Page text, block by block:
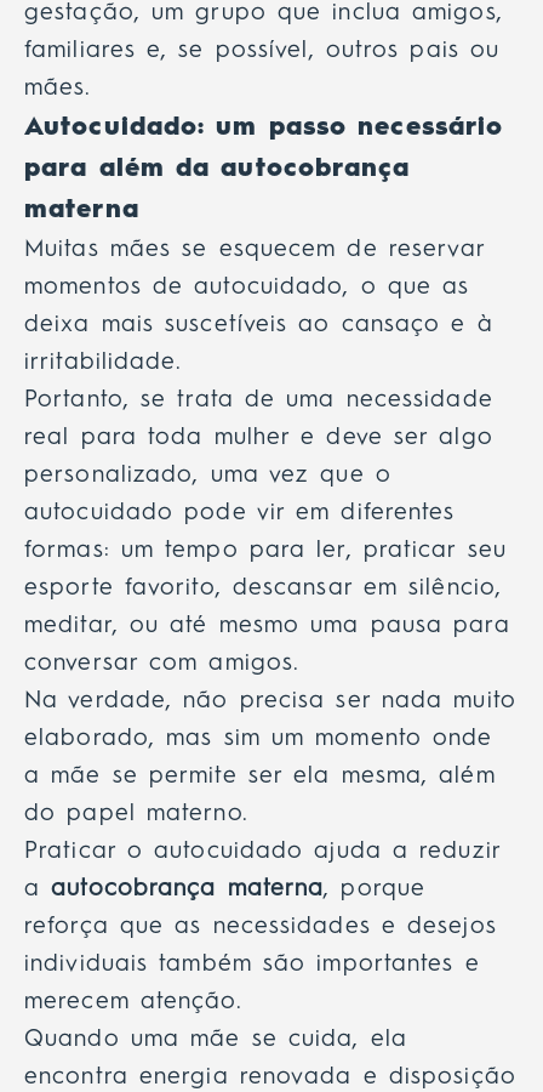
gestação, um grupo que inclua amigos,
familiares e, se possível, outros pais ou
mães.
Autocuidado: um passo necessário
para além da autocobrança
materna
Muitas mães se esquecem de reservar
momentos de autocuidado, o que as
deixa mais suscetíveis ao cansaço e à
irritabilidade.
Portanto, se trata de uma necessidade
real para toda mulher e deve ser algo
personalizado, uma vez que o
autocuidado pode vir em diferentes
formas: um tempo para ler, praticar seu
esporte favorito, descansar em silêncio,
meditar, ou até mesmo uma pausa para
conversar com amigos.
Na verdade, não precisa ser nada muito
elaborado, mas sim um momento onde
a mãe se permite ser ela mesma, além
do papel materno.
Praticar o autocuidado ajuda a reduzir
aautocobrança materna, porque
reforça que as necessidades e desejos
individuais também são importantes e
merecem atenção.
Quando uma mãe se cuida, ela
encontra energia renovada e disposição